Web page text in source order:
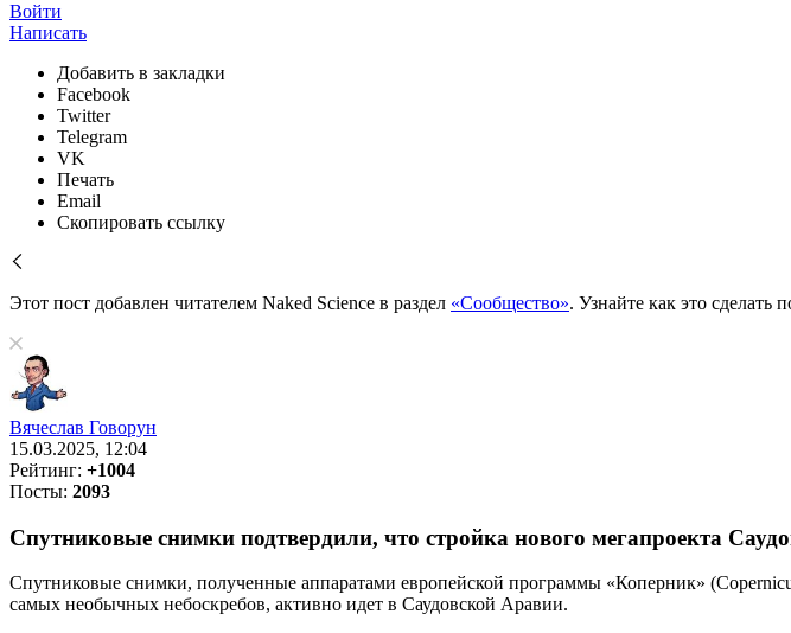
Войти
Написать
Добавить в закладки
Facebook
Twitter
Telegram
VK
Печать
Email
Скопировать ссылку
Этот пост добавлен читателем Naked Science в раздел «Сообщество». Узнайте как это сделать
Вячеслав Говорун
15.03.2025, 12:04
Рейтинг: +1004
Посты: 2093
Спутниковые снимки подтвердили, что стройка нового мегапроекта
Спутниковые снимки, полученные аппаратами европейской программы «Коперник»
самых необычных небоскребов, активно идет в Саудовской Аравии.